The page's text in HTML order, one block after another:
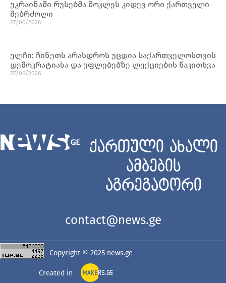
უკრაინაში რუსებმა მოკლეს კიდევ ორი ქართველი
მებრძოლი
27/06/2026
ელჩი: ჩინეთს არასდროს უცდია საქართველოსთვის
დემოკრატიასა და უფლებებზე ლექციების წაკითხვა
27/06/2026
ქართული ახალი
ამბების
აგრეგატორი
contact@news.ge
Copyright © 2025 news.ge
Created in